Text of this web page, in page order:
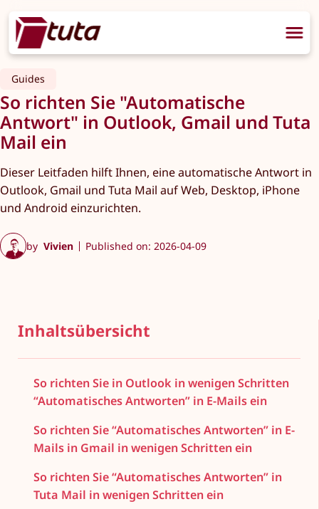
Guides
So richten Sie "Automatische
Antwort" in Outlook, Gmail und Tuta
Mail ein
Dieser Leitfaden hilft Ihnen, eine automatische Antwort in
Outlook, Gmail und Tuta Mail auf Web, Desktop, iPhone
und Android einzurichten.
by Vivien Published on: 2026-04-09
Inhaltsübersicht
So richten Sie in Outlook in wenigen Schritten
“Automatisches Antworten” in E-Mails ein
So richten Sie “Automatisches Antworten” in E-
Mails in Gmail in wenigen Schritten ein
So richten Sie “Automatisches Antworten” in
Tuta Mail in wenigen Schritten ein